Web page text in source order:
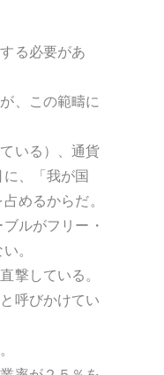
る必要があ
、この範疇に
いる）、通貨
、「我が国
めるからだ。
ルがフリー・
。
撃している。
呼びかけてい